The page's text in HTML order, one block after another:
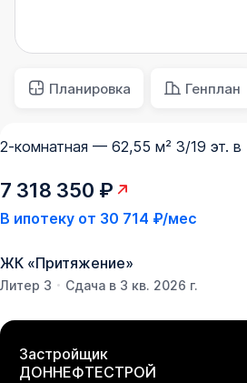
Планировка Генплан
2-комнатная — 62,55 м² 3/19 эт. в
7 318 350 ₽
В ипотеку от 30 714 ₽/мес
ЖК «Притяжение»
Литер 3 Сдача в 3 кв. 2026 г.
Застройщик
ДОННЕФТЕСТРОЙ